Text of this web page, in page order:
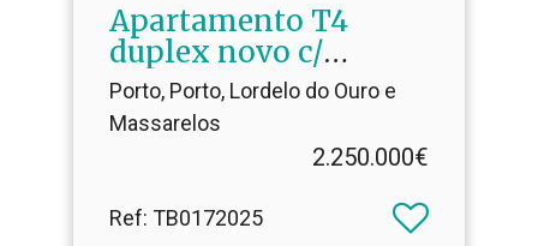
Apartamento T4
duplex novo c/
terraço, varanda e
box
Porto, Porto, Lordelo do Ouro e
Massarelos
2.250.000€
Ref: TB0172025